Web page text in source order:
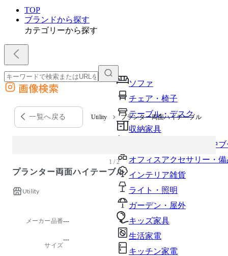
TOP
ブランドから探す
カテゴリーから探す
ソファ
チェア・椅子
テーブル・デスク
収納家具
パーソナルブース・集中
オフィスアクセサリー・備
インテリア雑貨
ライト・照明
ガーデン・屋外
キッズ家具
生活家電
キッチン家電
外部サイトの商品をカートに追加
他のサイトで見つけた商品ページのURLを貼り付けて、カートに追加できます
画像検索
一覧へ戻る Utility プランター両面ハイテーブル
1 / 2
プランター両面ハイテーブル
Utility
メーカー品番---
サイズ
---